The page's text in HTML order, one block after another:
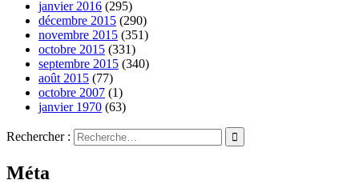
janvier 2016 (295)
décembre 2015 (290)
novembre 2015 (351)
octobre 2015 (331)
septembre 2015 (340)
août 2015 (77)
octobre 2007 (1)
janvier 1970 (63)
Rechercher :
Méta